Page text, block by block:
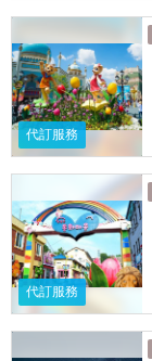
代訂服務
代訂服務